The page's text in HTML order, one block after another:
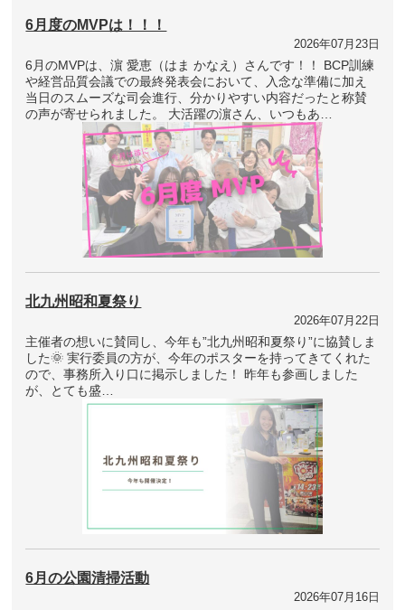
6月度のMVPは！！！
2026年07月23日
6月のMVPは、濵 愛恵（はま かなえ）さんです！！ BCP訓練
や経営品質会議での最終発表会において、入念な準備に加え
当日のスムーズな司会進行、分かりやすい内容だったと称賛
の声が寄せられました。 大活躍の濵さん、いつもあ…
北九州昭和夏祭り
2026年07月22日
主催者の想いに賛同し、今年も”北九州昭和夏祭り”に協賛しま
した🌞 実行委員の方が、今年のポスターを持ってきてくれた
ので、事務所入り口に掲示しました！ 昨年も参画しました
が、とても盛…
6月の公園清掃活動
2026年07月16日